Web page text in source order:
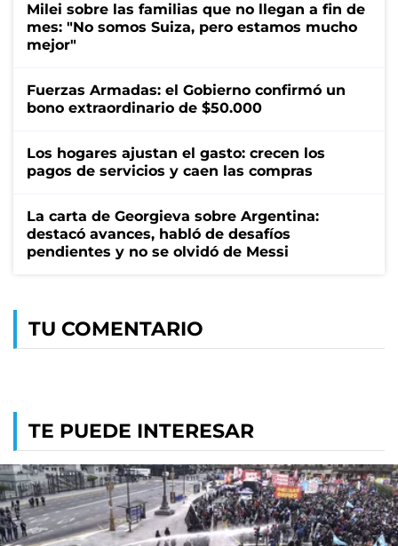
Milei sobre las familias que no llegan a fin de
mes: "No somos Suiza, pero estamos mucho
mejor"
Fuerzas Armadas: el Gobierno confirmó un
bono extraordinario de $50.000
Los hogares ajustan el gasto: crecen los
pagos de servicios y caen las compras
La carta de Georgieva sobre Argentina:
destacó avances, habló de desafíos
pendientes y no se olvidó de Messi
TU COMENTARIO
TE PUEDE INTERESAR